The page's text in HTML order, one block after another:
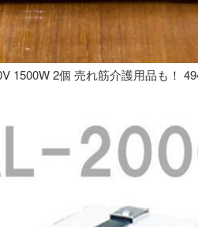
1500W 2個 売れ筋介護用品も！